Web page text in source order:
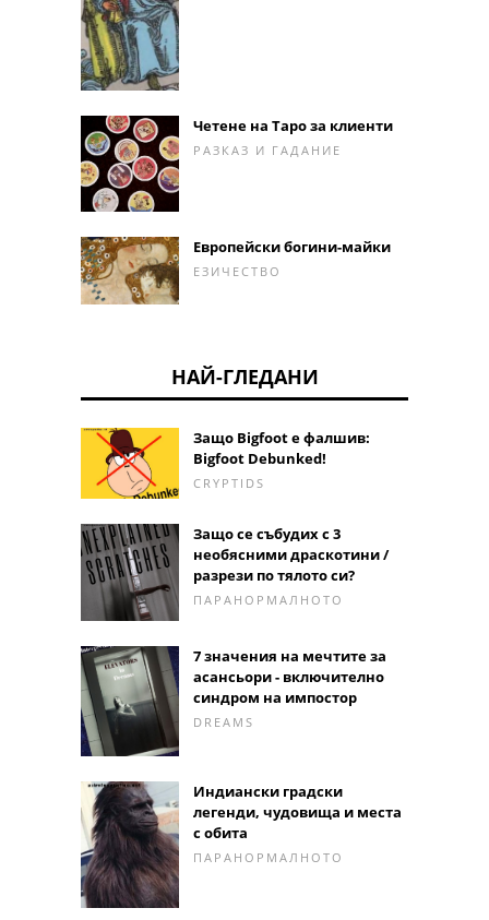
Четене на Таро за клиенти
РАЗКАЗ И ГАДАНИЕ
Европейски богини-майки
ЕЗИЧЕСТВО
НАЙ-ГЛЕДАНИ
Защо Bigfoot е фалшив:
Bigfoot Debunked!
CRYPTIDS
Защо се събудих с 3
необясними драскотини /
разрези по тялото си?
ПАРАНОРМАЛНОТО
7 значения на мечтите за
асансьори - включително
синдром на импостор
DREAMS
Индиански градски
легенди, чудовища и места
с обита
ПАРАНОРМАЛНОТО